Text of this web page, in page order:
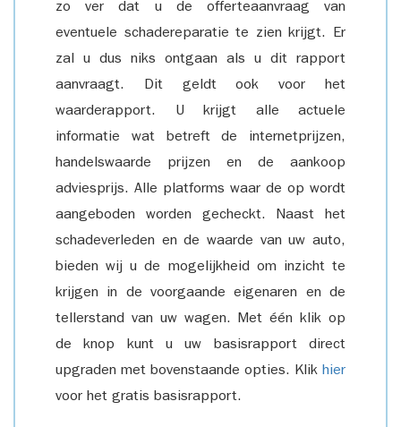
zo ver dat u de offerteaanvraag van
eventuele schadereparatie te zien krijgt. Er
zal u dus niks ontgaan als u dit rapport
aanvraagt. Dit geldt ook voor het
waarderapport. U krijgt alle actuele
informatie wat betreft de internetprijzen,
handelswaarde prijzen en de aankoop
adviesprijs. Alle platforms waar de op wordt
aangeboden worden gecheckt. Naast het
schadeverleden en de waarde van uw auto,
bieden wij u de mogelijkheid om inzicht te
krijgen in de voorgaande eigenaren en de
tellerstand van uw wagen. Met één klik op
de knop kunt u uw basisrapport direct
upgraden met bovenstaande opties. Klik hier
voor het gratis basisrapport.